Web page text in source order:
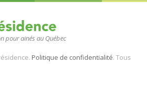
pour ainés au Québec
Politique de confidentialité. Tous